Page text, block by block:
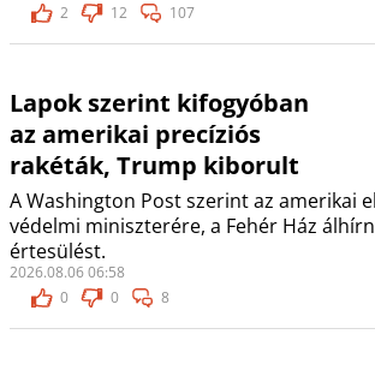
2
12 107
Lapok szerint kifogyóban
az amerikai precíziós
rakéták, Trump kiborult
A Washington Post szerint az amerikai
védelmi miniszterére, a Fehér Ház
értesülést.
2026.08.06 06:58
0
0 8